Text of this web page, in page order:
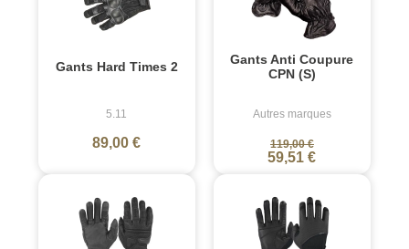
Gants Hard Times 2
5.11
89,00 €
Gants Anti Coupure
CPN (S)
Autres marques
119,00 €
59,51 €